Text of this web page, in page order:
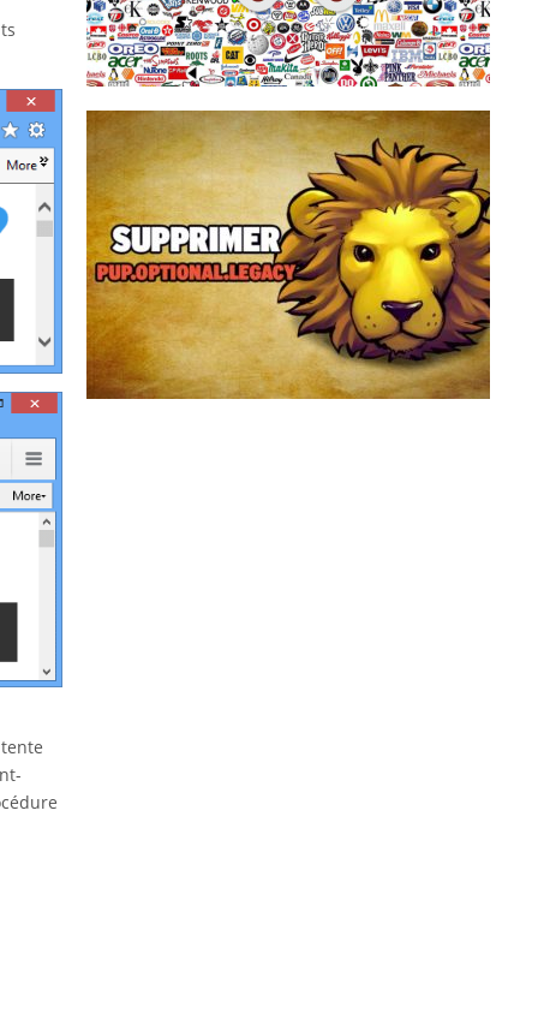
La publicité sur internet agace près de 8
Français sur 10. Pour échapper à la pub, à la
télévision, il suffit de zapper. Sur internet,
PUP.Optional.Legacy est une détection
générique d’Adwcleaner qui peuvent être
affichée durant le scan de votre ordinateur.
Derrière PUP.Optional.Legacy se cache es
logiciels potentiellement indésirables qui sont
proposés à l’installation de set...
Supprimer PUP.Optional.Legacy